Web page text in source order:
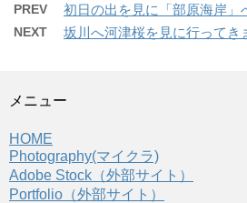
PREV 初日の出を見に「部原海岸」
NEXT 坂川へ河津桜を見に行ってき
メニュー
HOME
Photography(マイクラ)
Adobe Stock（外部サイト）
Portfolio（外部サイト）